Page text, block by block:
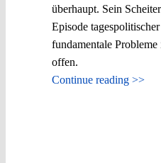
überhaupt. Sein
Episode
fundamentale Probleme
offen.
Continue reading >>